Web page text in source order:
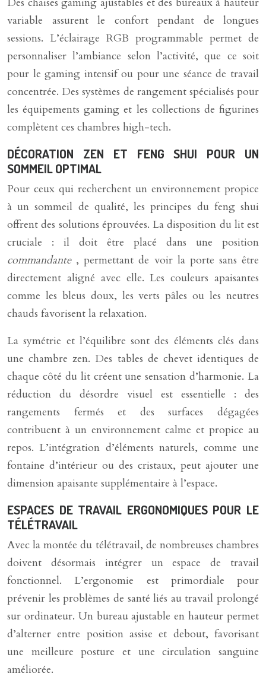
variable assurent le confort pendant de longues
sessions. L’éclairage RGB programmable permet de
personnaliser l’ambiance selon l’activité, que ce soit
pour le gaming intensif ou pour une séance de travail
concentrée. Des systèmes de rangement spécialisés pour
les équipements gaming et les collections de figurines
complètent ces chambres high-tech.
DÉCORATION ZEN ET FENG SHUI POUR UN
SOMMEIL OPTIMAL
Pour ceux qui recherchent un environnement propice
à un sommeil de qualité, les principes du feng shui
offrent des solutions éprouvées. La disposition du lit est
cruciale : il doit être placé dans une position
commandante , permettant de voir la porte sans être
directement aligné avec elle. Les couleurs apaisantes
comme les bleus doux, les verts pâles ou les neutres
chauds favorisent la relaxation.
La symétrie et l’équilibre sont des éléments clés dans
une chambre zen. Des tables de chevet identiques de
chaque côté du lit créent une sensation d’harmonie. La
réduction du désordre visuel est essentielle : des
rangements fermés et des surfaces dégagées
contribuent à un environnement calme et propice au
repos. L’intégration d’éléments naturels, comme une
fontaine d’intérieur ou des cristaux, peut ajouter une
dimension apaisante supplémentaire à l’espace.
ESPACES DE TRAVAIL ERGONOMIQUES POUR LE
TÉLÉTRAVAIL
Avec la montée du télétravail, de nombreuses chambres
doivent désormais intégrer un espace de travail
fonctionnel. L’ergonomie est primordiale pour
prévenir les problèmes de santé liés au travail prolongé
sur ordinateur. Un bureau ajustable en hauteur permet
d’alterner entre position assise et debout, favorisant
une meilleure posture et une circulation sanguine
améliorée.